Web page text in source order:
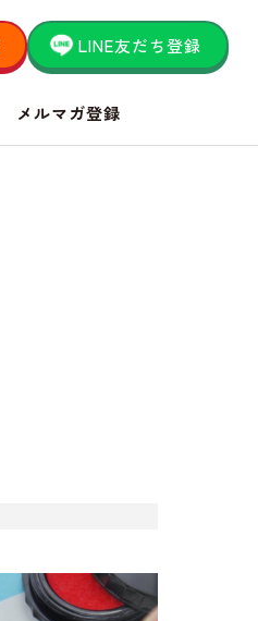
LINE友だち登録
メルマガ登録